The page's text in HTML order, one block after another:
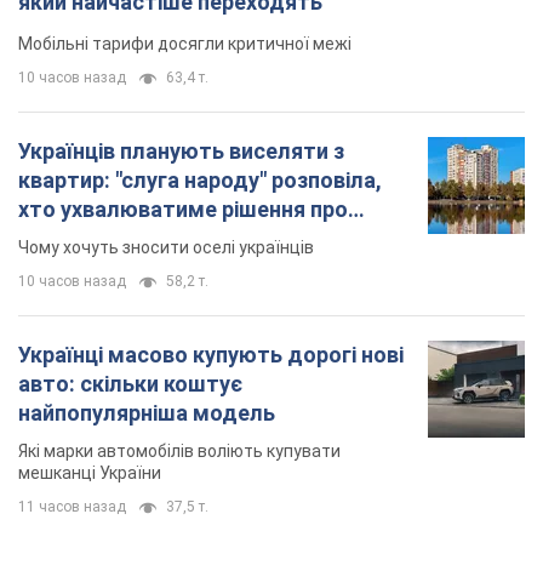
Українці масово купують дорогі нові
авто: скільки коштує
мешканці України
11 часов назад 37,5 т.